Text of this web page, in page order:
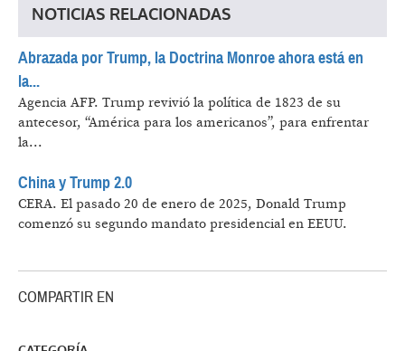
NOTICIAS RELACIONADAS
Abrazada por Trump, la Doctrina Monroe ahora está en
la...
Agencia AFP. Trump revivió la política de 1823 de su
antecesor, “América para los americanos”, para enfrentar
la...
China y Trump 2.0
CERA. El pasado 20 de enero de 2025, Donald Trump
comenzó su segundo mandato presidencial en EEUU.
COMPARTIR EN